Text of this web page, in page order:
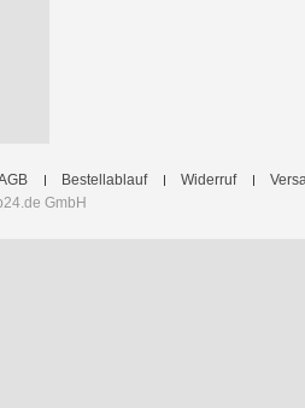
Bestellablauf Widerruf
GmbH